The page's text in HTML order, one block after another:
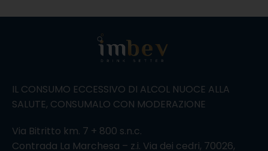
IL CONSUMO ECCESSIVO DI ALCOL NUOCE ALLA
SALUTE, CONSUMALO CON MODERAZIONE
Via Bitritto km. 7 + 800 s.n.c.
Contrada La Marchesa – z.i. Via dei cedri, 70026,